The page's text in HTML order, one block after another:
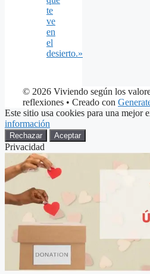
te
ve
en
el
desierto.»
© 2026 Viviendo según los
reflexiones • Creado con
Este sitio usa cookies para una mejor
información
Rechazar Aceptar
Privacidad